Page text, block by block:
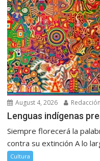
August 4, 2026 Redacción
Lenguas indígenas
Siempre florecerá la
contra su extinción A lo
Cultura